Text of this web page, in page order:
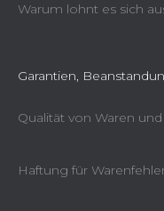
Warum lohnt es sich
Garantien,
Qualität von Waren
Haftung für